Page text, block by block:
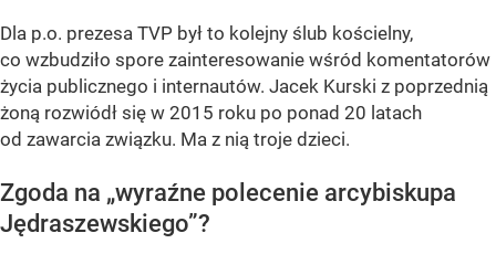
Dla p.o. prezesa TVP był to kolejny ślub kościelny,
co wzbudziło spore zainteresowanie wśród komentatorów
życia publicznego i internautów. Jacek Kurski z poprzednią
żoną rozwiódł się w 2015 roku po ponad 20 latach
od zawarcia związku. Ma z nią troje dzieci.
Zgoda na „wyraźne polecenie arcybiskupa
Jędraszewskiego”?